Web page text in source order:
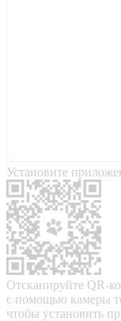
Установите
Отсканируйте QR-
с помощью камеры
чтобы установить